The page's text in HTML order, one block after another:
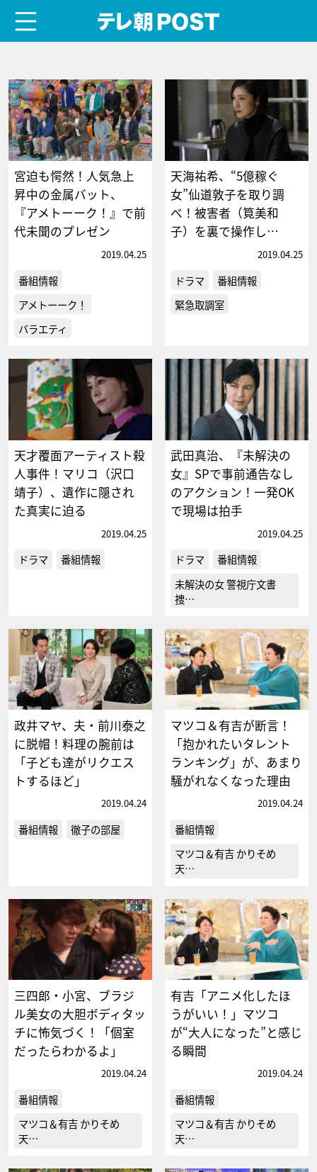
宮迫も愕然！人気急上
昇中の金属バット、
『アメトーーク！』で前
代未聞のプレゼン
2019.04.25
番組情報
アメトーーク！
バラエティ
天海祐希、“5億稼ぐ
女”仙道敦子を取り調
べ！被害者（筧美和
子）を裏で操作し…
2019.04.25
ドラマ
番組情報
緊急取調室
天才覆面アーティスト殺
人事件！マリコ（沢口
靖子）、遺作に隠され
た真実に迫る
2019.04.25
ドラマ 番組情報
武田真治、『未解決の
女』SPで事前通告なし
のアクション！一発OK
で現場は拍手
2019.04.25
ドラマ
番組情報
未解決の女 警視庁文書
捜…
政井マヤ、夫・前川泰之
に脱帽！料理の腕前は
「子ども達がリクエス
トするほど」
2019.04.24
番組情報 徹子の部屋
マツコ＆有吉が断言！
「抱かれたいタレント
ランキング」が、あまり
騒がれなくなった理由
2019.04.24
番組情報
マツコ＆有吉 かりそめ
天…
三四郎・小宮、ブラジ
ル美女の大胆ボディタッ
チに怖気づく！「個室
だったらわかるよ」
2019.04.24
番組情報
マツコ＆有吉 かりそめ
天…
有吉「アニメ化したほ
うがいい！」マツコ
が“大人になった”と感じ
る瞬間
2019.04.24
番組情報
マツコ＆有吉 かりそめ
天…